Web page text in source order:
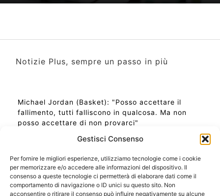
Gestisci Consenso
Per fornire le migliori esperienze, utilizziamo tecnologie come i cookie
per memorizzare e/o accedere alle informazioni del dispositivo. Il
consenso a queste tecnologie ci permetterà di elaborare dati come il
comportamento di navigazione o ID unici su questo sito. Non
acconsentire o ritirare il consenso può influire negativamente su alcune
Notizie Plus, sempre un passo in più
Michael Jordan (Basket): "Posso accettare il
fallimento, tutti falliscono in qualcosa. Ma non
posso accettare di non provarci"
Ora Esatta in Italia in questo momento
Ti Senti Strano Ultimamente? Potrebbe Essere per
la Risonanza di Schumann